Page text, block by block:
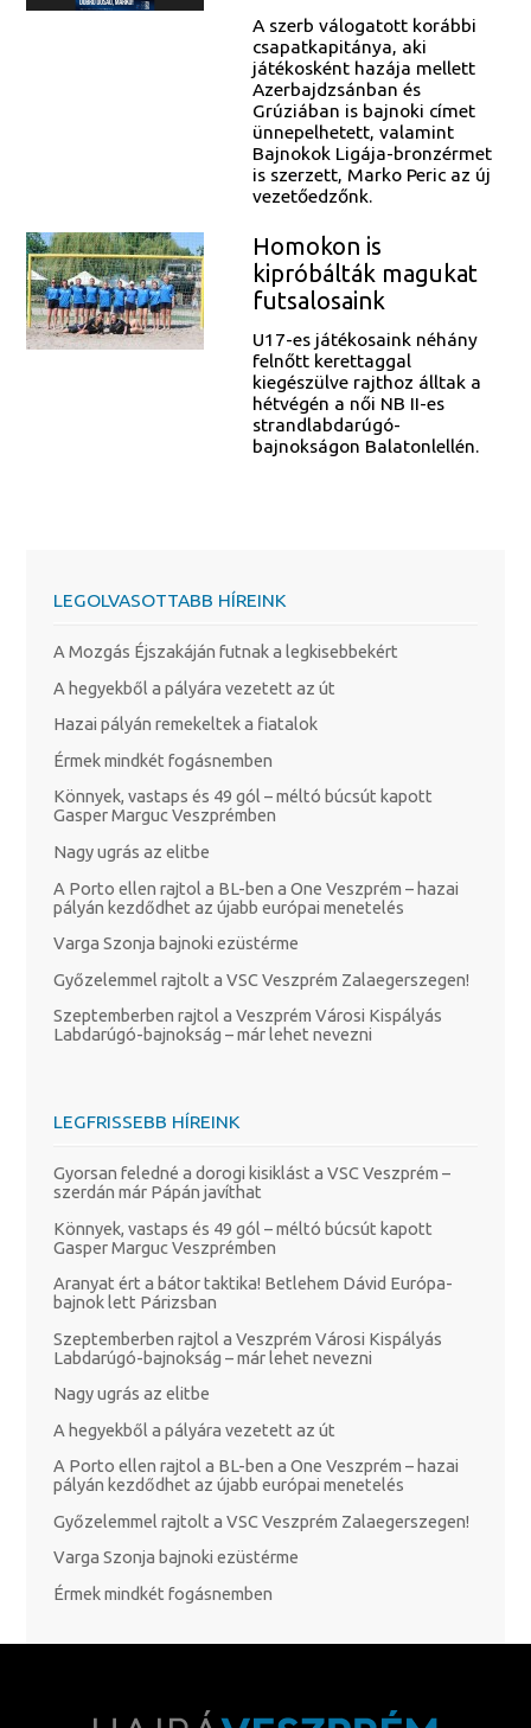
A szerb válogatott korábbi
csapatkapitánya, aki
játékosként hazája mellett
Azerbajdzsánban és
Grúziában is bajnoki címet
ünnepelhetett, valamint
Bajnokok Ligája-bronzérmet
is szerzett, Marko Peric az új
vezetőedzőnk.
Homokon is
kipróbálták magukat
futsalosaink
U17-es játékosaink néhány
felnőtt kerettaggal
kiegészülve rajthoz álltak a
hétvégén a női NB II-es
strandlabdarúgó-
bajnokságon Balatonlellén.
LEGOLVASOTTABB HÍREINK
A Mozgás Éjszakáján futnak a legkisebbekért
A hegyekből a pályára vezetett az út
Hazai pályán remekeltek a fiatalok
Érmek mindkét fogásnemben
Könnyek, vastaps és 49 gól – méltó búcsút kapott
Gasper Marguc Veszprémben
Nagy ugrás az elitbe
A Porto ellen rajtol a BL-ben a One Veszprém – hazai
pályán kezdődhet az újabb európai menetelés
Varga Szonja bajnoki ezüstérme
Győzelemmel rajtolt a VSC Veszprém Zalaegerszegen!
Szeptemberben rajtol a Veszprém Városi Kispályás
Labdarúgó-bajnokság – már lehet nevezni
LEGFRISSEBB HÍREINK
Gyorsan feledné a dorogi kisiklást a VSC Veszprém –
szerdán már Pápán javíthat
Könnyek, vastaps és 49 gól – méltó búcsút kapott
Gasper Marguc Veszprémben
Aranyat ért a bátor taktika! Betlehem Dávid Európa-
bajnok lett Párizsban
Szeptemberben rajtol a Veszprém Városi Kispályás
Labdarúgó-bajnokság – már lehet nevezni
Nagy ugrás az elitbe
A hegyekből a pályára vezetett az út
A Porto ellen rajtol a BL-ben a One Veszprém – hazai
pályán kezdődhet az újabb európai menetelés
Győzelemmel rajtolt a VSC Veszprém Zalaegerszegen!
Varga Szonja bajnoki ezüstérme
Érmek mindkét fogásnemben